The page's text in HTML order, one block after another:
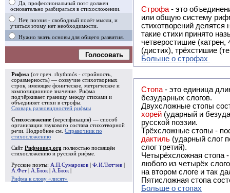
Да, профессиональный поэт должен
основательно разбираться в стихосложении.
Нет, поэзия - свободный полёт мысли, и
учиться этому нет необходимости.
Нужно знать основы для общего развития.
Голосовать
Рифма (от греч. rhythmós - стройность,
соразмерность) — созвучие стихотворных
строк, имеющее фоническое, метрическое и
композиционное значение. Рифма
подчёркивает границу между стихами и
объединяет стихи в строфы
Словарь разновидностей рифмы
Стихосложение (версификация) — способ
организации звукового состава стихотворной
речи. Подробнее см. Справочник по
стихосложению
Сайт Рифмовед.org полностью посвящён
стихосложению и русской рифме.
Русские поэты: А.П.Сумароков Ф.И.Тютчев
А.Фет
А.Блок А.Блок
Рифма к слову «лисят»
Строфа - это объединение двух
или общую систему рифм, и регулярно или периодически
стихотворений делятся на строфы и т.о. являются строфическими.
такие стихи принято называть астрофическими. Самая популярная строфа в русской поэзии -
четверостишие
(дистих), трёхстишие
Больше о строфах
Стопа - это единица
безударных слогов.
Двухсложные стопы
хорей (ударный и
русской поэзии.
Трёхсложные стопы -
дактиль (ударный слог
слог третий).
Четырёхсложная стопа
любого из четырёх
на втором слоге и так
Пятисложная стопа
Больше о стопах